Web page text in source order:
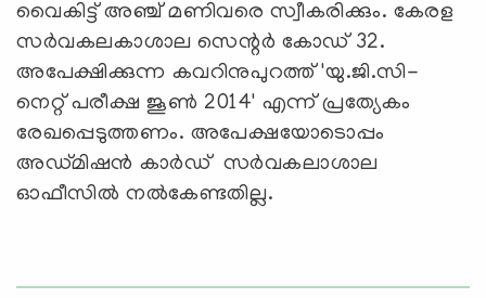
വൈകിട്ട് അഞ്ച് മണിവരെ സ്വീകരിക്കും. കേരള
സര്‍വകലകാശാല സെന്റര്‍ കോഡ് 32.
അപേക്ഷിക്കുന്ന കവറിനുപുറത്ത് 'യു.ജി.സി-
നെറ്റ് പരീക്ഷ ജൂണ്‍ 2014' എന്ന് പ്രത്യേകം
രേഖപ്പെടുത്തണം. അപേക്ഷയോടൊപ്പം
അഡ്മിഷന്‍ കാര്‍ഡ് സര്‍വകലാശാല
ഓഫീസില്‍ നല്‍കേണ്ടതില്ല.